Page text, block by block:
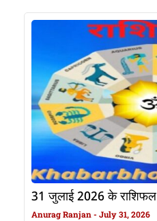
31 जुलाई 2026 के राशिफल
Anurag Ranjan July 31, 2026